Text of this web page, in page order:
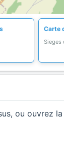
Carte
Sieges
ou ouvrez